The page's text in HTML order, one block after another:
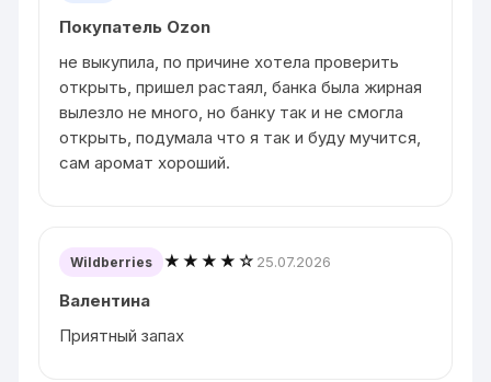
Покупатель Ozon
не выкупила, по причине хотела проверить
открыть, пришел растаял, банка была жирная
вылезло не много, но банку так и не смогла
открыть, подумала что я так и буду мучится,
сам аромат хороший.
Wildberries ★★★★☆ 25.07.2026
Валентина
Приятный запах